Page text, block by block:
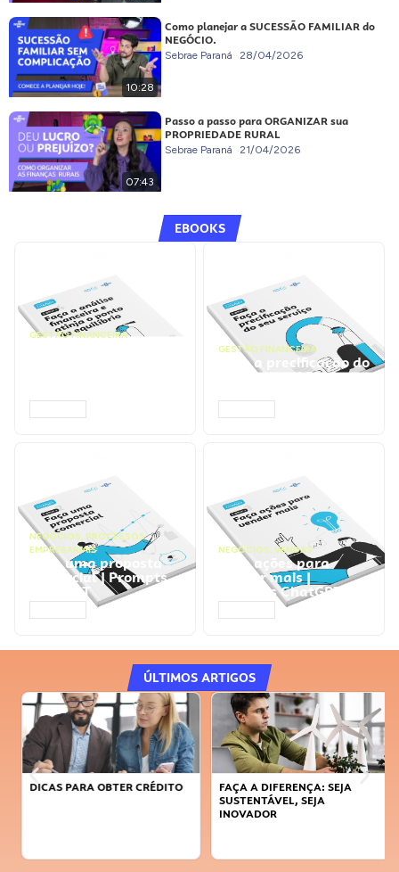
10:28
Como planejar a SUCESSÃO FAMILIAR do
NEGÓCIO.
Sebrae Paraná 28/04/2026
07:43
Passo a passo para ORGANIZAR sua
PROPRIEDADE RURAL
Sebrae Paraná 21/04/2026
EBOOKS
GESTÃO FINANCEIRA
GESTÃO FINANCEIRA
Faça a precificação do
seu serviço | Prompts
NEGÓCIOS, PROCESSOS
EMPRESARIAIS
Faça uma proposta
comercial | Prompts
ChatGPT
NEGÓCIOS, VENDAS
Faça ações para
vender mais |
Prompts ChatGPT
ÚLTIMOS ARTIGOS
DICAS PARA OBTER CRÉDITO
FAÇA A DIFERENÇA: SEJA
SUSTENTÁVEL, SEJA
INOVADOR